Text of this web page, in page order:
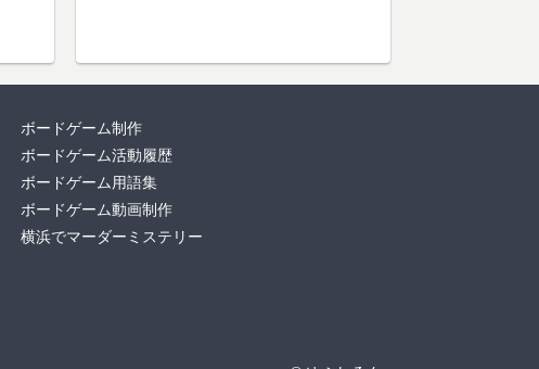
ボードゲーム制作
ボードゲーム活動履歴
ボードゲーム用語集
ボードゲーム動画制作
横浜でマーダーミステリー